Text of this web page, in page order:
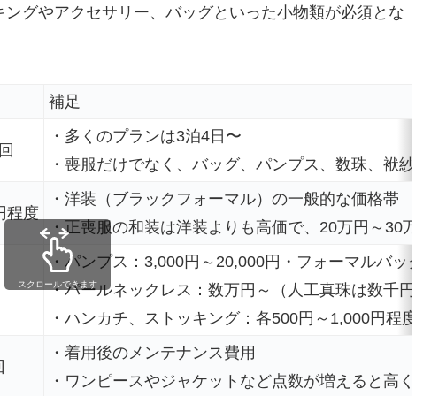
グやアクセサリー、バッグといった小物類が必須とな
補足
・多くのプランは3泊4日〜
・喪服だけでなく、バッグ、パンプス、数珠、袱紗
程度
・洋装（ブラックフォーマル）の一般的な価格帯
・正喪服の和装は洋装よりも高価で、20万円～30万
・パンプス：3,000円～20,000円・フォーマルバッグ
・パールネックレス：数万円～（人工真珠は数千円～
・ハンカチ、ストッキング：各500円～1,000円程度
・着用後のメンテナンス費用
・ワンピースやジャケットなど点数が増えると高くな
スクロールできます